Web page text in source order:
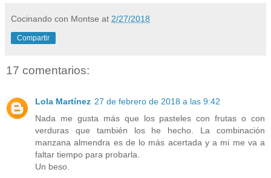
Cocinando con Montse at 2/27/2018
Compartir
17 comentarios:
Lola Martínez 27 de febrero de 2018 a las 9:42
Nada me gusta más que los pasteles con frutas o con
verduras que también los he hecho. La combinación
manzana almendra es de lo más acertada y a mi me va a
faltar tiempo para probarla.
Un beso.